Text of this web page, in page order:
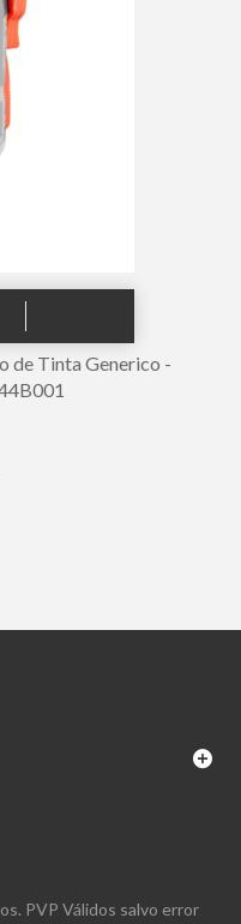
de Tinta Generico -
PVP Válidos salvo error